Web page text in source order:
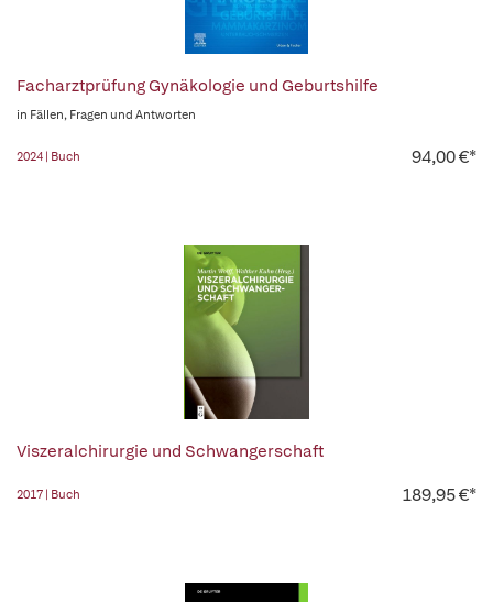
Facharztprüfung Gynäkologie und Geburtshilfe
in Fällen, Fragen und Antworten
2024 | Buch 94,00 €*
Viszeralchirurgie und Schwangerschaft
2017 | Buch 189,95 €*